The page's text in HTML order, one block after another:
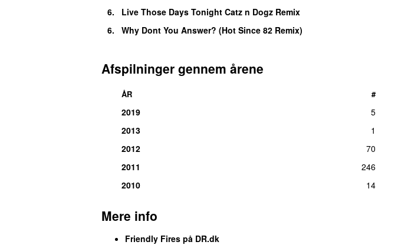
6.
Live Those Days Tonight Catz n Dogz Remix
6.
Why Dont You Answer? (Hot Since 82 Remix)
Afspilninger gennem årene
ÅR #
2019
5
2013
1
2012
70
2011
246
2010
14
Mere info
Friendly Fires på DR.dk